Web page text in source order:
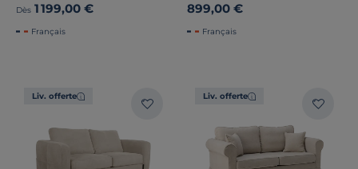
Dès 1 199,00 €
Français
899,00 €
Français
Liv. offerte Liv. offerte